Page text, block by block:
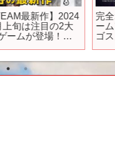
完全オリジナル新作ゲ
ームアプリ『クロス×ロ
ゴス』好評配信中